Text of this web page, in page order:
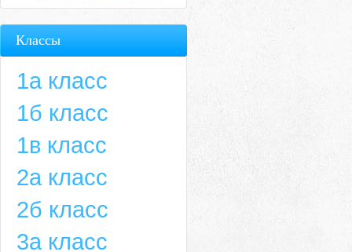
Классы
1а класс
1б класс
1в класс
2а класс
2б класс
3а класс